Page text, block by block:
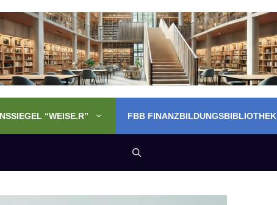
“WEISE.R” FBB FINANZBILDUNGSBIBLIOTHEK